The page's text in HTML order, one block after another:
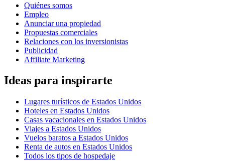
Quiénes somos
Empleo
Anunciar una propiedad
Propuestas comerciales
Relaciones con los inversionistas
Publicidad
Affiliate Marketing
Ideas para inspirarte
Lugares turísticos de Estados Unidos
Hoteles en Estados Unidos
Casas vacacionales en Estados Unidos
Viajes a Estados Unidos
Vuelos baratos a Estados Unidos
Renta de autos en Estados Unidos
Todos los tipos de hospedaje